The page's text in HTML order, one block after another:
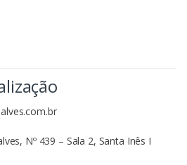
Nº 439 – Sala 2, Santa Inês I